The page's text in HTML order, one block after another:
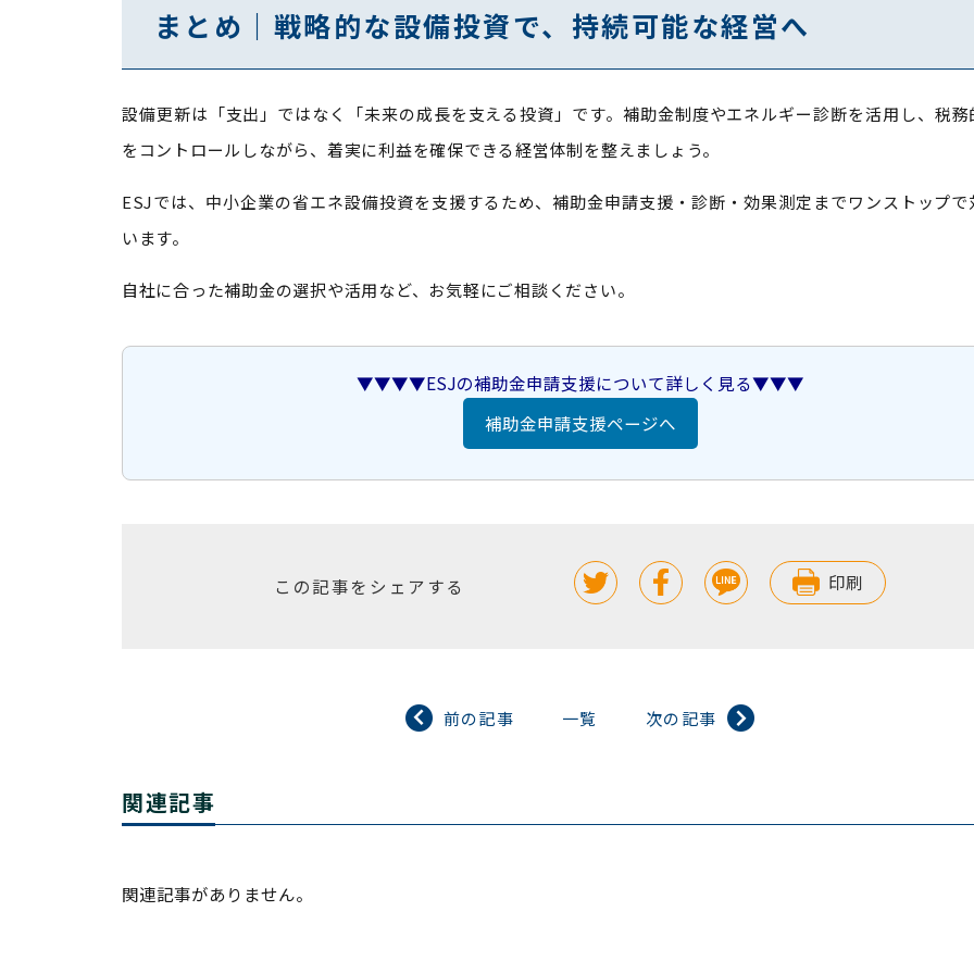
まとめ｜戦略的な設備投資で、持続可能な経営へ
設備更新は「支出」ではなく「未来の成長を支える投資」です。補助金制度やエネルギー診断を活用し、税務
をコントロールしながら、着実に利益を確保できる経営体制を整えましょう。
ESJでは、中小企業の省エネ設備投資を支援するため、補助金申請支援・診断・効果測定までワンストップで
います。
自社に合った補助金の選択や活用など、お気軽にご相談ください。
▼▼▼▼ESJの補助金申請支援について詳しく見る▼▼▼
補助金申請支援ページへ
この記事をシェアする 印刷
前の記事 一覧 次の記事
関連記事
関連記事がありません。